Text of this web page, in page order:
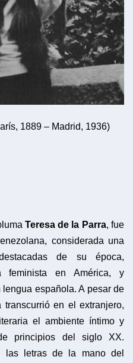
1889 – Madrid, 1936)
Teresa de la Parra, fue
considerada una
de su época,
feminista en América, y
española.​ A pesar de
en el extranjero,
el ambiente íntimo y
principios del siglo XX.
las letras de la mano del